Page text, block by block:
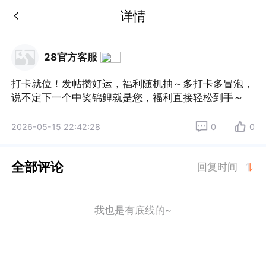
详情
28官方客服
打卡就位！发帖攒好运，福利随机抽～多打卡多冒泡，
说不定下一个中奖锦鲤就是您，福利直接轻松到手～
2026-05-15 22:42:28 0 0
全部评论 回复时间
我也是有底线的~